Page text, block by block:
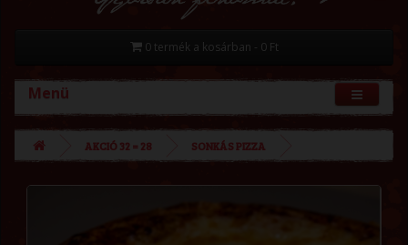
0 termék a kosárban - 0 Ft
Menü
AKCIÓ 32 = 28 SONKÁS PIZZA